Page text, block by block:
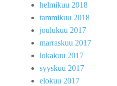
helmikuu 2018
tammikuu 2018
joulukuu 2017
marraskuu 2017
lokakuu 2017
syyskuu 2017
elokuu 2017